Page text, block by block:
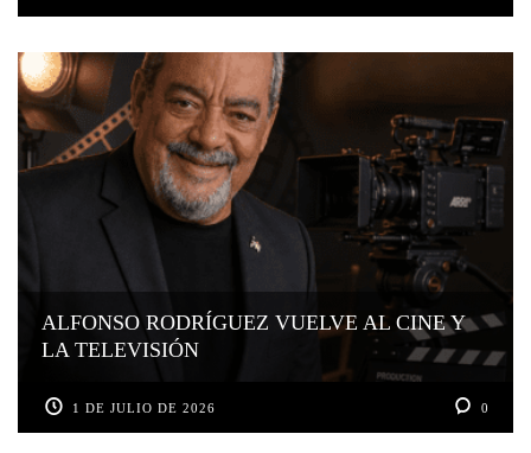
ALFONSO RODRÍGUEZ VUELVE AL CINE Y
LA TELEVISIÓN
1 DE JULIO DE 2026 0